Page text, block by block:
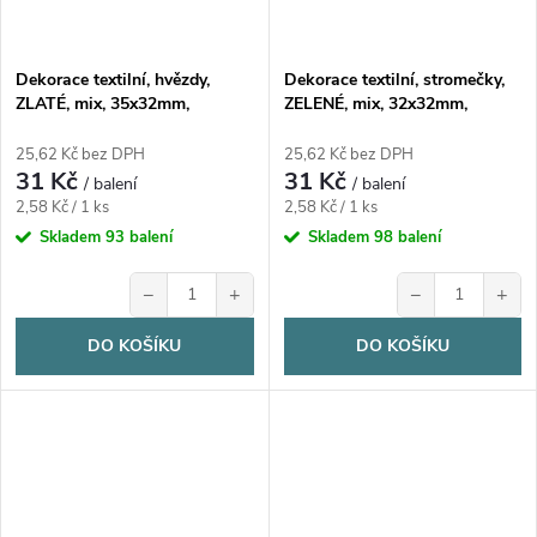
Dekorace textilní, hvězdy,
ZLATÉ, mix, 35x32mm,
25,62 Kč bez DPH
31 Kč/ balení
Měrná
cena:
2,58 Kč / 1 ks
Skladem 93 balení
− +
DO KOŠÍKU
Dekorace textilní, stromečky,
ZELENÉ, mix, 32x32mm,
25,62 Kč bez DPH
31 Kč/ balení
Měrná
cena:
2,58 Kč / 1 ks
Skladem 98 balení
− +
DO KOŠÍKU